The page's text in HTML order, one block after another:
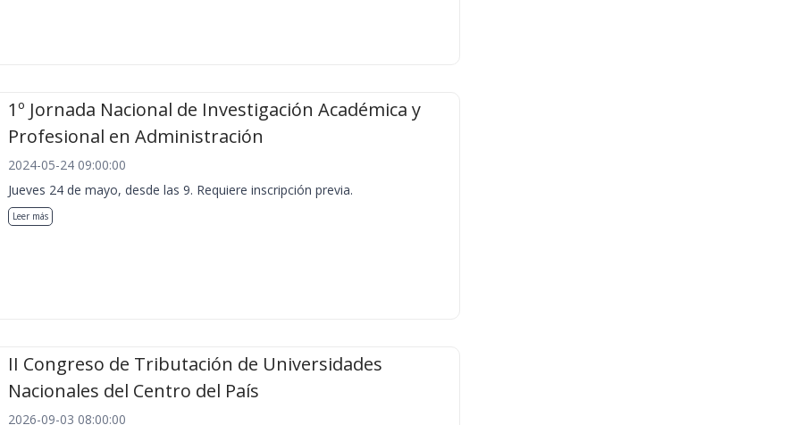
1º Jornada Nacional de Investigación Académica y
Profesional en Administración
2024-05-24 09:00:00
Jueves 24 de mayo, desde las 9. Requiere inscripción previa.
Leer más
II Congreso de Tributación de Universidades
Nacionales del Centro del País
2026-09-03 08:00:00